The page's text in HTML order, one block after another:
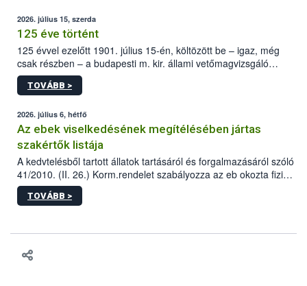
2026. július 15, szerda
125 éve történt
125 évvel ezelőtt 1901. július 15-én, költözött be – igaz, még
csak részben – a budapesti m. kir. állami vetőmagvizsgáló
állomás a Kis Rókus utca 15. szám alatti, Czigler Győző által
tervezett új épületébe.
TOVÁBB >
2026. július 6, hétfő
Az ebek viselkedésének megítélésében jártas
szakértők listája
A kedvtelésből tartott állatok tartásáról és forgalmazásáról szóló
41/2010. (II. 26.) Korm.rendelet szabályozza az eb okozta fizikai
sérülés, illetve ennek veszélye keletkezésekor felmerülő
hatósági feladatokat, valamint a veszélyes eb tartását és annak
TOVÁBB >